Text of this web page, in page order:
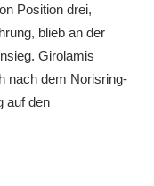
Position drei,
blieb an der
Girolamis
nach dem Norisring-
auf den